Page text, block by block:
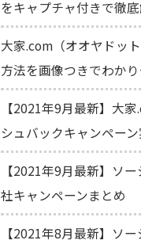
をキャプチャ付きで徹
大家.com（オオヤドッ
方法を画像つきでわか
【2021年9月最新】大
シュバックキャンペー
【2021年9月最新】ソ
社キャンペーンまとめ
【2021年8月最新】ソ